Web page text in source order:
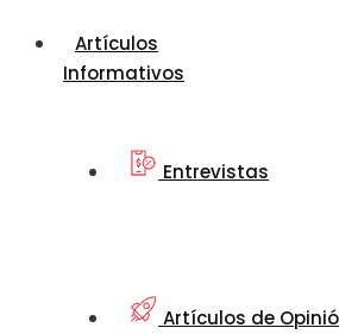
Artículos
Informativos
Entrevistas
Artículos de